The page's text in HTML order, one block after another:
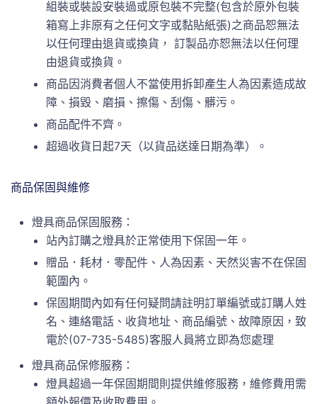
組裝或裝設安裝過或原包裝不完整(包含於原外包裝
箱寫上非原有之任何文字或黏貼紙張)之商品恕無法
以任何理由退貨或換貨， 訂製品亦恕無法以任何理
由退貨或換貨。
商品因消費者個人不當使用拆卸產生人為因素造成故
障、損毀、磨損、擦傷、刮傷、髒污。
商品配件不齊。
超過收貨日起7天（以貨品送達日期為準）。
商品保固與維修
燈具商品保固服務：
站內訂購之燈具於正常使用下保固一年。
贈品．耗材．零配件、人為因素、天然災害不在保固
範圍內。
保固期間內如有任何疑問請註明訂單編號或訂購人姓
名、連絡電話、收貨地址、商品編號、故障原因，致
電於(07-735-5485)客服人員將立即為您處理
燈具商品保修服務：
燈具超過一年保固期間則提供維修服務，維修費用需